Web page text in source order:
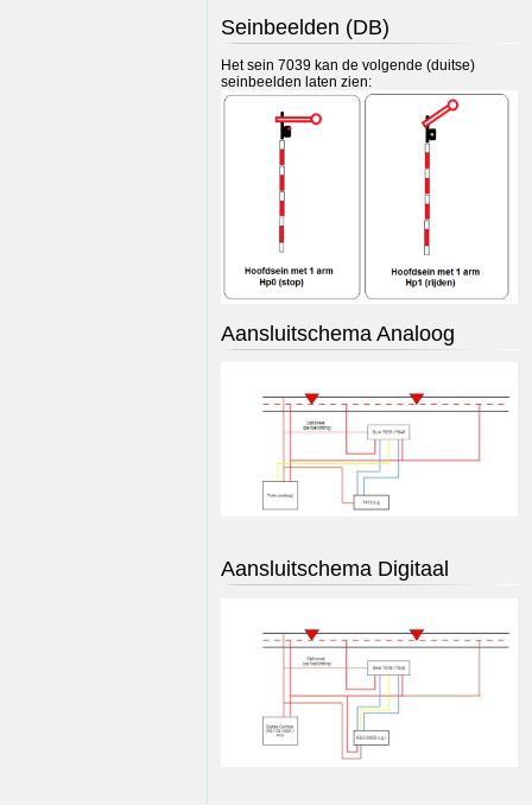
Seinbeelden (DB)
Het sein 7039 kan de volgende (duitse)
seinbeelden laten zien:
Aansluitschema Analoog
Aansluitschema Digitaal